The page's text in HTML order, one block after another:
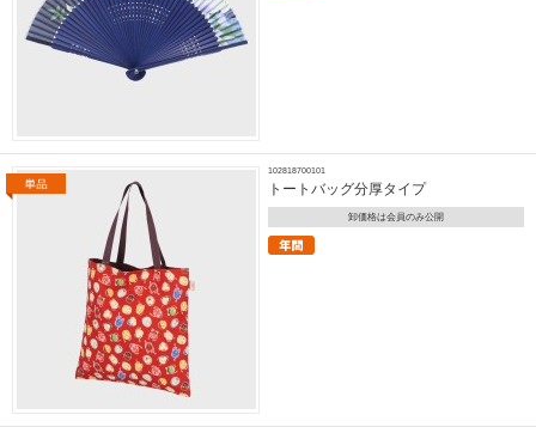
102818700101
トートバッグ分厚タイプ
卸価格は会員のみ公開